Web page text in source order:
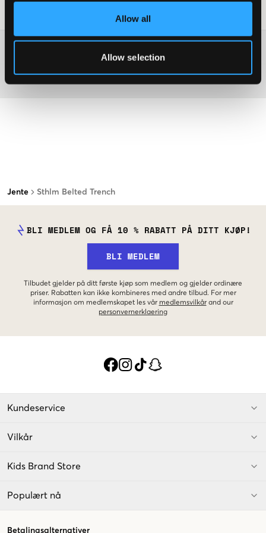
Allow all
Allow selection
Jente Sthlm Belted Trench
BLI MEDLEM OG FÅ 10 % RABATT PÅ DITT KJØP!
BLI MEDLEM
Tilbudet gjelder på ditt første kjøp som medlem og gjelder ordinære
priser. Rabatten kan ikke kombineres med andre tilbud. For mer
informasjon om medlemskapet les vår medlemsvilkår and our
personvernerklaering
Kundeservice
Vilkår
Kids Brand Store
Populært nå
Betalingsalternativer